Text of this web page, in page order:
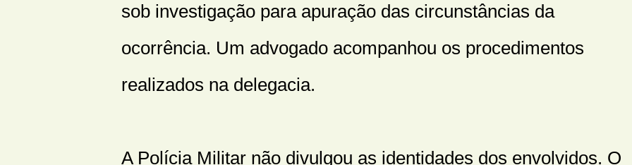
sob investigação para apuração das circunstâncias da
ocorrência. Um advogado acompanhou os procedimentos
realizados na delegacia.
A Polícia Militar não divulgou as identidades dos envolvidos. O